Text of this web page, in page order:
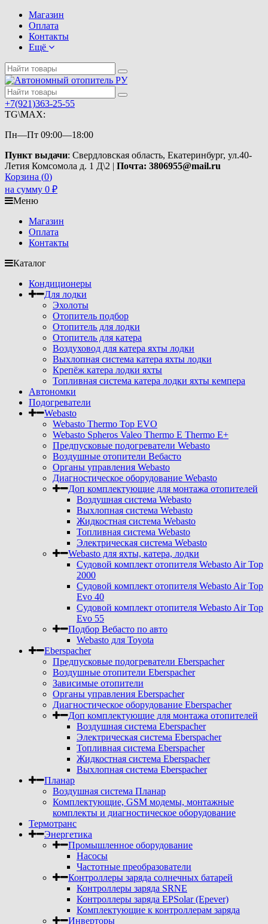
Магазин
Оплата
Контакты
Ещё
+7(921)363-25-55
TG\MAX:
Пн—Пт 09:00—18:00
Пункт выдачи: Свердловская область, Екатеринбург, ул.40-
Летия Комсомола д. 1 Д\2 | Почта: 3806955@mail.ru
Корзина (0)
на сумму 0 ₽
Меню
Магазин
Оплата
Контакты
Каталог
Кондиционеры
Для лодки
Эхолоты
Отопитель подбор
Отопитель для лодки
Отопитель для катера
Воздуховод для катера яхты лодки
Выхлопная система катера яхты лодки
Крепёж катера лодки яхты
Топливная система катера лодки яхты кемпера
Автономки
Подогреватели
Webasto
Webasto Thermo Top EVO
Webasto Spheros Valeo Thermo E Thermo E+
Предпусковые подогреватели Webasto
Воздушные отопители Вебасто
Органы управления Webasto
Диагностическое оборудование Webasto
Доп комплектующие для монтажа отопителей
Воздушная система Webasto
Выхлопная система Webasto
Жидкостная система Webasto
Топливная система Webasto
Электрическая система Webasto
Webasto для яхты, катера, лодки
Судовой комплект отопителя Webasto Air Top
2000
Судовой комплект отопителя Webasto Air Top
Evo 40
Судовой комплект отопителя Webasto Air Top
Evo 55
Подбор Вебасто по авто
Webasto для Toyota
Eberspacher
Предпусковые подогреватели Eberspacher
Воздушные отопители Eberspacher
Зависимые отопители
Органы управления Eberspacher
Диагностическое оборудование Eberspacher
Доп комплектующие для монтажа отопителей
Воздушная система Eberspacher
Электрическая система Eberspacher
Топливная система Eberspacher
Жидкостная система Eberspacher
Выхлопная система Eberspacher
Планар
Воздушная система Планар
Комплектующие, GSM модемы, монтажные
комплекты и диагностическое оборудование
Термотранс
Энергетика
Промышленное оборудование
Насосы
Частотные преобразователи
Контроллеры заряда солнечных батарей
Контроллеры заряда SRNE
Контроллеры заряда EPSolar (Epever)
Комплектующие к контроллерам заряда
Инверторы